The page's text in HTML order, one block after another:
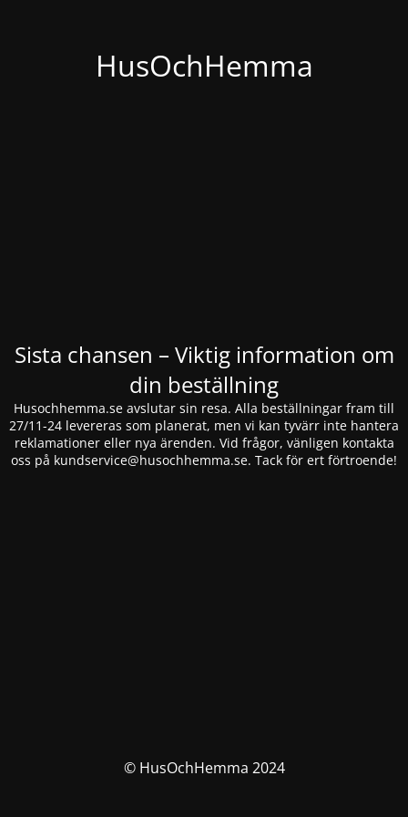
HusOchHemma
Sista chansen – Viktig information om
din beställning
Husochhemma.se avslutar sin resa. Alla beställningar fram till
27/11-24 levereras som planerat, men vi kan tyvärr inte hantera
reklamationer eller nya ärenden. Vid frågor, vänligen kontakta
oss på kundservice@husochhemma.se. Tack för ert förtroende!
© HusOchHemma 2024